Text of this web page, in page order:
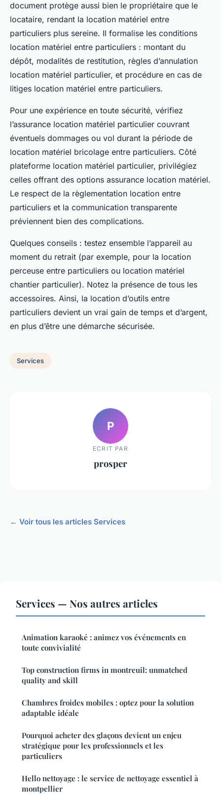
document protège aussi bien le propriétaire que le
locataire, rendant la location matériel entre
particuliers plus sereine. Il formalise les conditions
location matériel entre particuliers : montant du
dépôt, modalités de restitution, règles d’annulation
location matériel particulier, et procédure en cas de
litiges location matériel entre particuliers.
Pour une expérience en toute sécurité, vérifiez
l’assurance location matériel particulier couvrant
éventuels dommages ou vol durant la période de
location matériel bricolage entre particuliers. Côté
plateforme location matériel particulier, privilégiez
celles offrant des options assurance location matériel.
Le respect de la règlementation location entre
particuliers et la communication transparente
préviennent bien des complications.
Quelques conseils : testez ensemble l’appareil au
moment du retrait (par exemple, pour la location
perceuse entre particuliers ou location matériel
chantier particulier). Notez la présence de tous les
accessoires. Ainsi, la location d’outils entre
particuliers devient un vrai gain de temps et d’argent,
en plus d’être une démarche sécurisée.
Services
P
ECRIT PAR
prosper
← Voir tous les articles Services
Services — Nos autres articles
Animation karaoké : animez vos événements en
toute convivialité
Top construction firms in montreuil: unmatched
quality and skill
Chambres froides mobiles : optez pour la solution
adaptable idéale
Pourquoi acheter des glaçons devient un enjeu
stratégique pour les professionnels et les
particuliers
Hello nettoyage : le service de nettoyage essentiel à
montpellier